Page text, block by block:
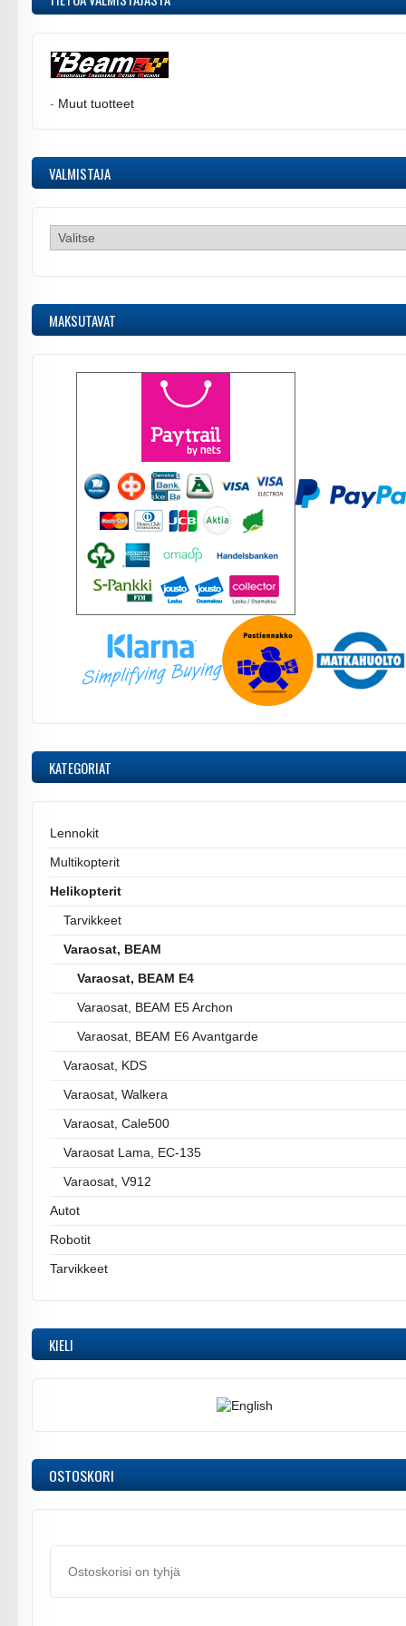
- Muut tuotteet
VALMISTAJA
MAKSUTAVAT
KATEGORIAT
Lennokit
Multikopterit
Helikopterit
Tarvikkeet
Varaosat, BEAM
Varaosat, BEAM E4
Varaosat, BEAM E5 Archon
Varaosat, BEAM E6 Avantgarde
Varaosat, KDS
Varaosat, Walkera
Varaosat, Cale500
Varaosat Lama, EC-135
Varaosat, V912
Autot
Robotit
Tarvikkeet
KIELI
OSTOSKORI
Ostoskorisi on tyhjä